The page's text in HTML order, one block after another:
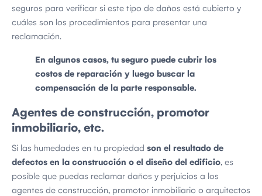
seguros para verificar si este tipo de daños está cubierto y
cuáles son los procedimientos para presentar una
reclamación.
En algunos casos, tu seguro puede cubrir los
costos de reparación y luego buscar la
compensación de la parte responsable.
Agentes de construcción, promotor
inmobiliario, etc.
Si las humedades en tu propiedad son el resultado de
defectos en la construcción o el diseño del edificio, es
posible que puedas reclamar daños y perjuicios a los
agentes de construcción, promotor inmobiliario o arquitectos